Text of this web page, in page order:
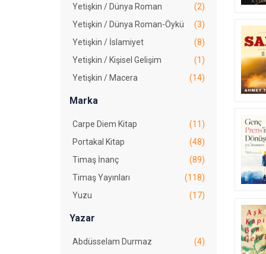
Yetişkin / Dünya Roman
(2)
Yetişkin / Dünya Roman-Öykü
(3)
Yetişkin / İslamiyet
(8)
Yetişkin / Kişisel Gelişim
(1)
Yetişkin / Macera
(14)
Yetişkin / Mizah
Yetişkin / Romantik
(46)
Yetişkin / Türk Roman-Öykü
(73)
Marka
Carpe Diem Kitap
(11)
Portakal Kitap
(48)
Timaş İnanç
(89)
Timaş Yayınları
(118)
Yuzu
(17)
Yazar
Abdüsselam Durmaz
(4)